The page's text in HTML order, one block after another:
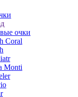
очки
Coral
Monti